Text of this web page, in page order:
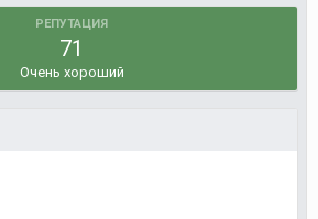
РЕПУТАЦИЯ
71
Очень хороший